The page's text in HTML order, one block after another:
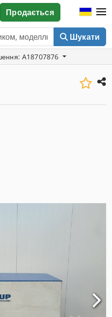
Шукати
Продається
A18707876